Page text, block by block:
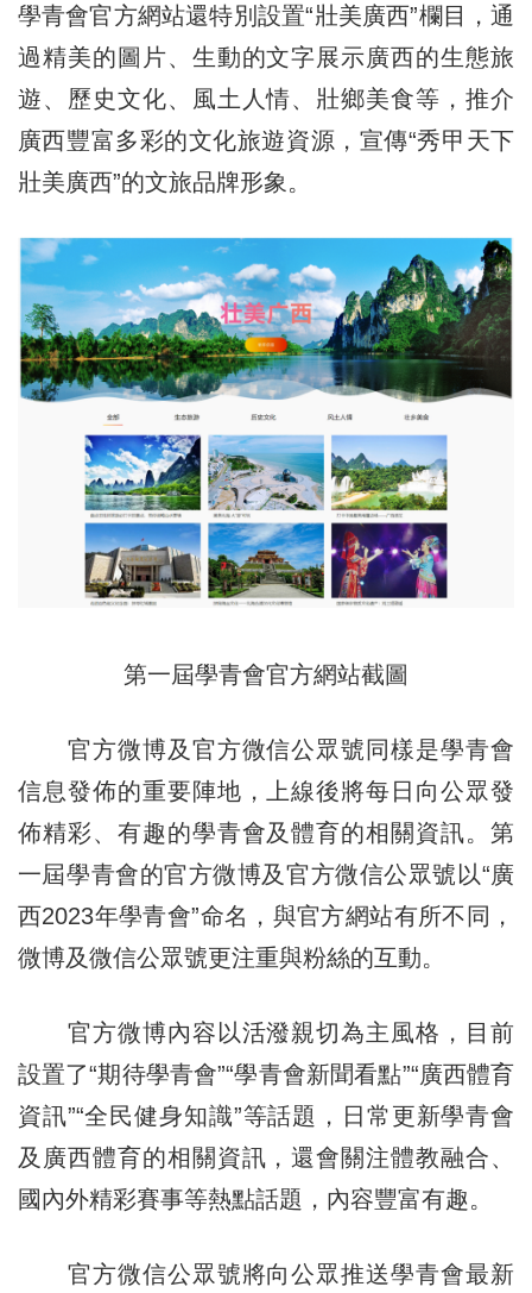
學青會官方網站還特別設置“壯美廣西”欄目，通
過精美的圖片、生動的文字展示廣西的生態旅
遊、歷史文化、風土人情、壯鄉美食等，推介
廣西豐富多彩的文化旅遊資源，宣傳“秀甲天下
壯美廣西”的文旅品牌形象。
第一屆學青會官方網站截圖
官方微博及官方微信公眾號同樣是學青會
信息發佈的重要陣地，上線後將每日向公眾發
佈精彩、有趣的學青會及體育的相關資訊。第
一屆學青會的官方微博及官方微信公眾號以“廣
西2023年學青會”命名，與官方網站有所不同，
微博及微信公眾號更注重與粉絲的互動。
官方微博內容以活潑親切為主風格，目前
設置了“期待學青會”“學青會新聞看點”“廣西體育
資訊”“全民健身知識”等話題，日常更新學青會
及廣西體育的相關資訊，還會關注體教融合、
國內外精彩賽事等熱點話題，內容豐富有趣。
官方微信公眾號將向公眾推送學青會最新